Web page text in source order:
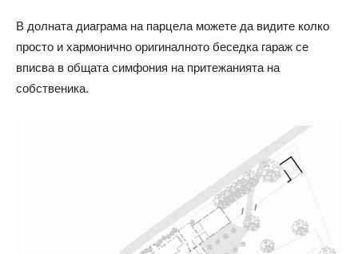
В долната диаграма на парцела можете да видите колко
просто и хармонично оригиналното беседка гараж се
вписва в общата симфония на притежанията на
собственика.